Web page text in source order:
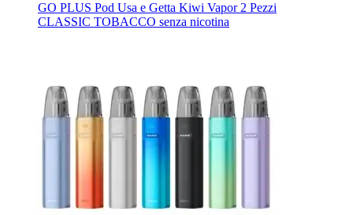
GO PLUS Pod Usa e Getta Kiwi Vapor 2 Pezzi
CLASSIC TOBACCO senza nicotina